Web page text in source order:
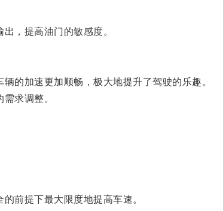
，提高油门的敏感度。
加速更加顺畅，极大地提升了驾驶的乐趣。
求调整。
前提下最大限度地提高车速。